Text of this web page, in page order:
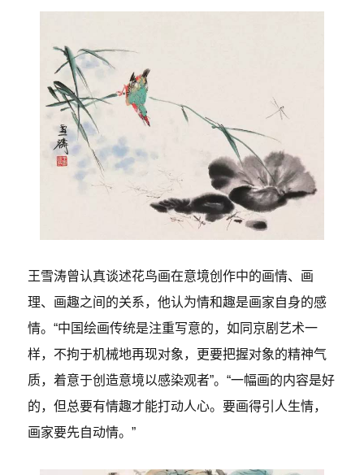
王雪涛曾认真谈述花鸟画在意境创作中的画情、画
理、画趣之间的关系，他认为情和趣是画家自身的感
情。“中国绘画传统是注重写意的，如同京剧艺术一
样，不拘于机械地再现对象，更要把握对象的精神气
质，着意于创造意境以感染观者”。“一幅画的内容是好
的，但总要有情趣才能打动人心。要画得引人生情，
画家要先自动情。”